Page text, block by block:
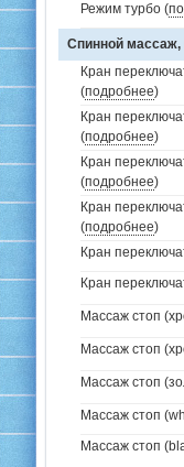
Режим турбо (
Спинной массаж,
Кран
(подробнее)
Кран
(подробнее)
Кран
(подробнее)
Кран
(подробнее)
Кран
Кран
Массаж стоп
Массаж стоп
Массаж стоп
Массаж стоп
Массаж стоп